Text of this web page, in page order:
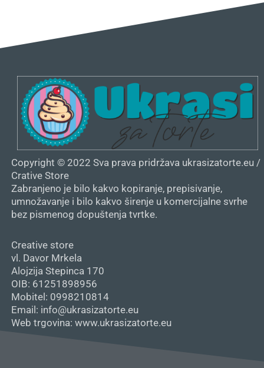
Copyright © 2022 Sva prava pridržava ukrasizatorte.eu /
Crative Store
Zabranjeno je bilo kakvo kopiranje, prepisivanje,
umnožavanje i bilo kakvo širenje u komercijalne svrhe
bez pismenog dopuštenja tvrtke.
Creative store
vl. Davor Mrkela
Alojzija Stepinca 170
OIB: 61251898956
Mobitel: 0998210814
Email: info@ukrasizatorte.eu
Web trgovina: www.ukrasizatorte.eu